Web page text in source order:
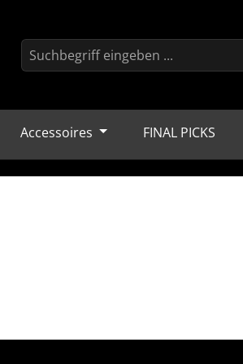
Accessoires FINAL PICKS